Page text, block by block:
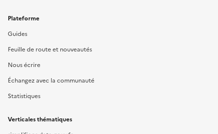
Plateforme
Guides
Feuille de route et nouveautés
Nous écrire
Échangez avec la communauté
Statistiques
Verticales thématiques